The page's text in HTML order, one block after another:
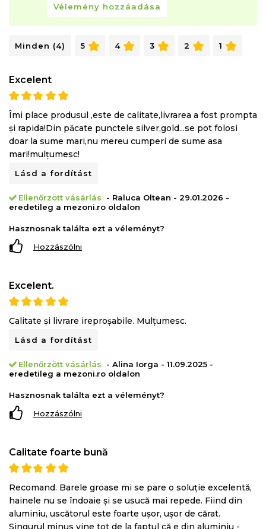
Vélemény hozzáadása
Minden (4) 5 4 3 2 1
Excelent
Îmi place produsul ,este de calitate,livrarea a fost prompta
și rapida!Din păcate punctele silver,gold...se pot folosi
doar la sume mari,nu mereu cumperi de sume asa
mari!mulțumesc!
Lásd a fordítást
Ellenőrzött vásárlás
- Raluca Oltean - 29.01.2026 -
eredetileg a mezoni.ro oldalon
Hasznosnak találta ezt a véleményt?
Hozzászólni
Excelent.
Calitate și livrare ireproșabile. Mulțumesc.
Lásd a fordítást
Ellenőrzött vásárlás
- Alina Iorga - 11.09.2025 -
eredetileg a mezoni.ro oldalon
Hasznosnak találta ezt a véleményt?
Hozzászólni
Calitate foarte bună
Recomand. Barele groase mi se pare o soluție excelentă,
hainele nu se îndoaie și se usucă mai repede. Fiind din
aluminiu, uscătorul este foarte ușor, ușor de cărat.
Singurul minus vine tot de la faptul că e din aluminiu -